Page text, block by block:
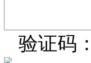
验证码：